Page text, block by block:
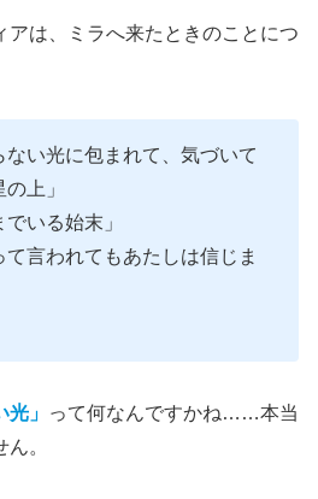
アは、ミラへ来たときのことにつ
ない光に包まれて、気づいて
上」
いる始末」
て言われてもあたしは信じま
」 って何なんですかね……本当
。